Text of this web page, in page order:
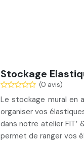
Stockage
(0 avis)
Le stockage mural en
organiser vos
dans notre atelier FIT’
permet de ranger vos